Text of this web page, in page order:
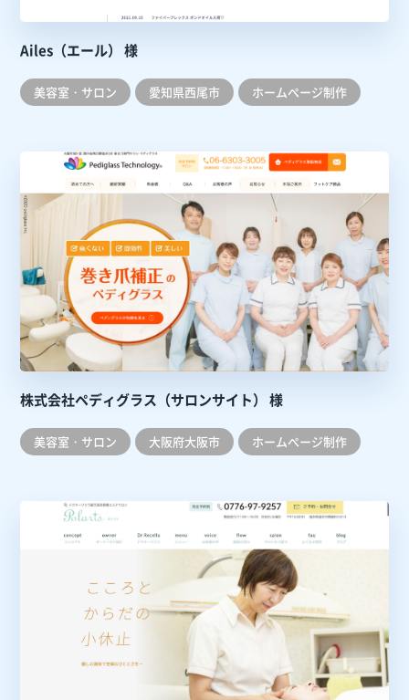
Ailes（エール） 様
美容室・サロン 愛知県西尾市 ホームぺージ制作
株式会社ペディグラス（サロンサイト） 様
美容室・サロン 大阪府大阪市 ホームぺージ制作